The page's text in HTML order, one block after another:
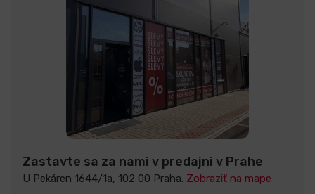
Zastavte sa za nami v predajni v Prahe
U Pekáren 1644/1a, 102 00 Praha. Zobraziť na mape